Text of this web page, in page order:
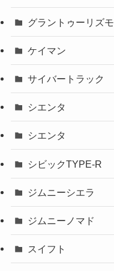
グラントゥーリズモ
ケイマン
サイバートラック
シエンタ
シエンタ
シビックTYPE-R
ジムニーシエラ
ジムニーノマド
スイフト